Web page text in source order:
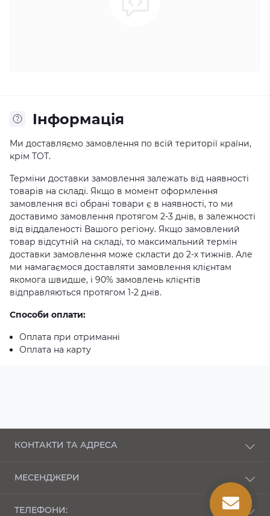
Iнформація
Ми доставляємо замовлення по всій території країни,
крім ТОТ.
Терміни доставки замовлення залежать від наявності
товарів на складі. Якщо в момент оформлення
замовлення всі обрані товари є в наявності, то ми
доставимо замовлення протягом 2-3 днів, в залежності
від віддаленості Вашого регіону. Якщо замовлений
товар відсутній на складі, то максимальний термін
доставки замовлення може скласти до 2-х тижнів. Але
ми намагаємося доставляти замовлення клієнтам
якомога швидше, і 90% замовлень клієнтів
відправляються протягом 1-2 днів.
Способи оплати:
Оплата при отриманні
Оплата на карту
КОНТАКТИ ТА АДРЕСА
43000
bembi_market@ukr.net
МЕСЕНДЖЕРИ
ТЕЛЕФОНИ: